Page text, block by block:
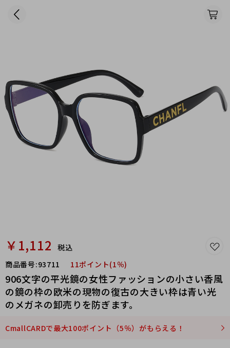
￥1,112
税込
商品番号:93711 11ポイント(1％)
906文字の平光鏡の女性ファッションの小さい香風
の鏡の枠の欧米の現物の復古の大きい枠は青い光
のメガネの卸売りを防ぎます。
CmallCARDで最大100ポイント（5％）がもらえる！